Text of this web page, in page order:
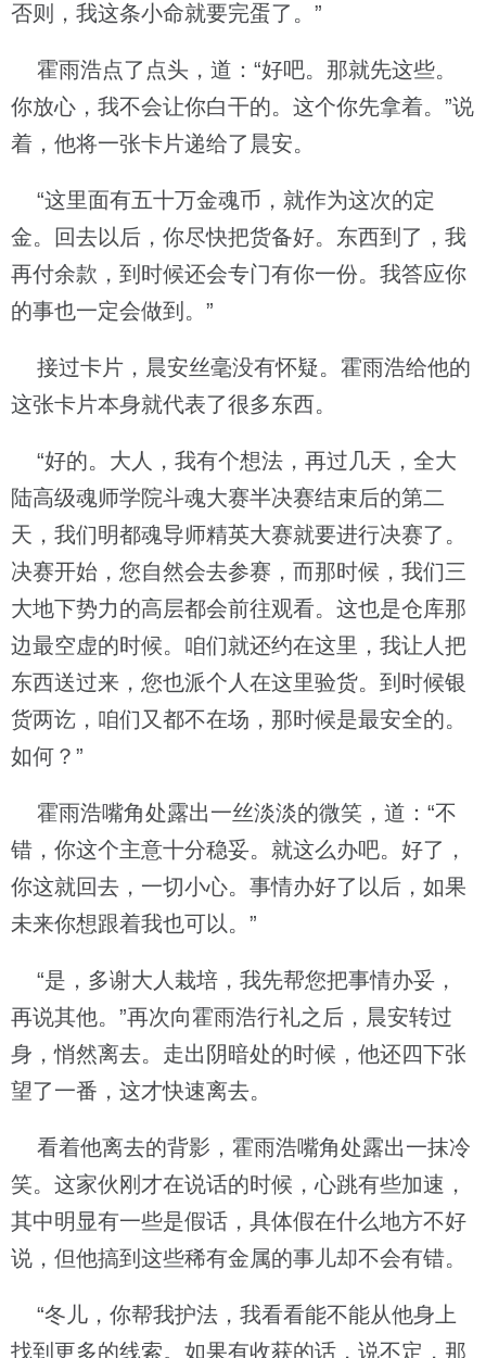
否则，我这条小命就要完蛋了。”
霍雨浩点了点头，道：“好吧。那就先这些。
你放心，我不会让你白干的。这个你先拿着。”说
着，他将一张卡片递给了晨安。
“这里面有五十万金魂币，就作为这次的定
金。回去以后，你尽快把货备好。东西到了，我
再付余款，到时候还会专门有你一份。我答应你
的事也一定会做到。”
接过卡片，晨安丝毫没有怀疑。霍雨浩给他的
这张卡片本身就代表了很多东西。
“好的。大人，我有个想法，再过几天，全大
陆高级魂师学院斗魂大赛半决赛结束后的第二
天，我们明都魂导师精英大赛就要进行决赛了。
决赛开始，您自然会去参赛，而那时候，我们三
大地下势力的高层都会前往观看。这也是仓库那
边最空虚的时候。咱们就还约在这里，我让人把
东西送过来，您也派个人在这里验货。到时候银
货两讫，咱们又都不在场，那时候是最安全的。
如何？”
霍雨浩嘴角处露出一丝淡淡的微笑，道：“不
错，你这个主意十分稳妥。就这么办吧。好了，
你这就回去，一切小心。事情办好了以后，如果
未来你想跟着我也可以。”
“是，多谢大人栽培，我先帮您把事情办妥，
再说其他。”再次向霍雨浩行礼之后，晨安转过
身，悄然离去。走出阴暗处的时候，他还四下张
望了一番，这才快速离去。
看着他离去的背影，霍雨浩嘴角处露出一抹冷
笑。这家伙刚才在说话的时候，心跳有些加速，
其中明显有一些是假话，具体假在什么地方不好
说，但他搞到这些稀有金属的事儿却不会有错。
“冬儿，你帮我护法，我看看能不能从他身上
找到更多的线索。如果有收获的话，说不定，那